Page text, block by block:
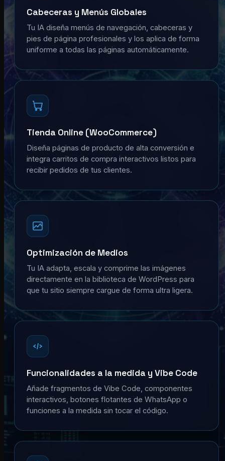
Cabeceras y Menús Globales
Tu IA diseña menús de navegación, cabeceras y
pies de página profesionales y los aplica de forma
uniforme a todas las páginas automáticamente.
Tienda Online (WooCommerce)
Diseña páginas de producto de alta conversión e
integra carritos de compra interactivos listos para
recibir pedidos de tus clientes.
Optimización de Medios
Tu IA adapta, escala y comprime las imágenes
directamente en la biblioteca de WordPress para
que tu sitio siempre cargue de forma ultra ligera.
Funcionalidades a la medida y Vibe Code
Añade fragmentos de Vibe Code, componentes
interactivos, botones flotantes de WhatsApp o
funciones a la medida sin tocar el código.